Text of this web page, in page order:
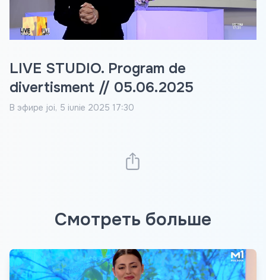
Video
LIVE STUDIO. Program de
divertisment // 05.06.2025
В эфире joi, 5 iunie 2025 17:30
Смотреть больше